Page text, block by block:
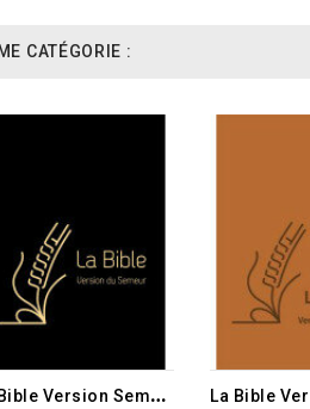
CATÉGORIE :
L
a Bible Version Semeur 2015 avec gros caractères